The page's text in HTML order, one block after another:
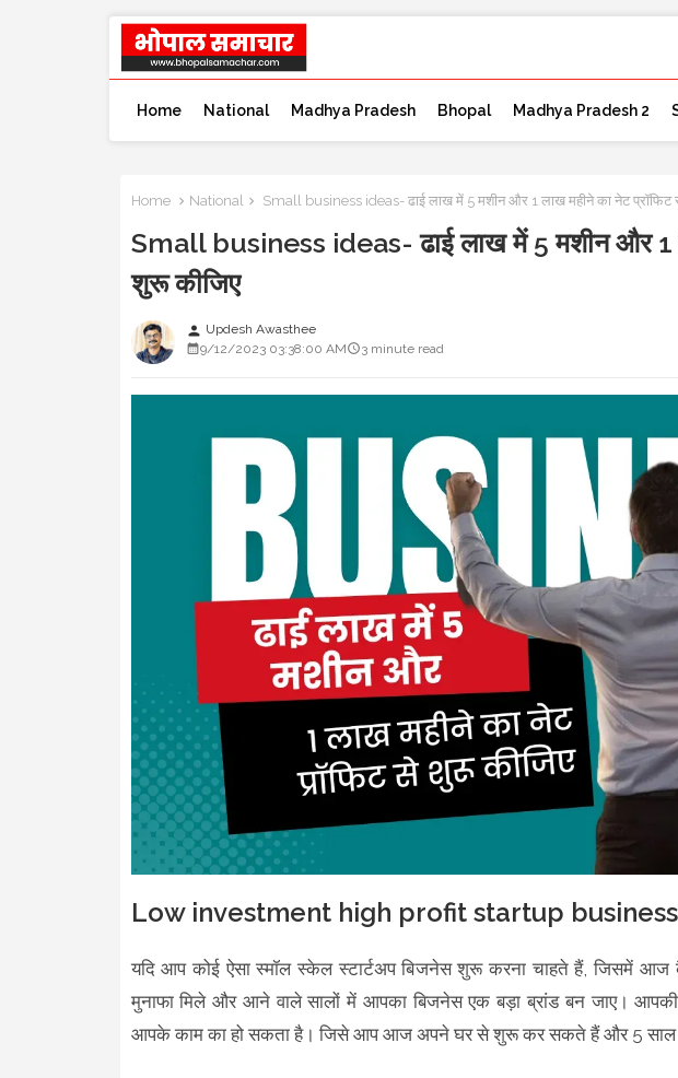
Home National Madhya Pradesh Bhopal Madhya Pradesh 2
Home National Small business ideas- ढाई लाख में 5 मशीन और 1 लाख महीने का नेट प्रॉफिट
Small business ideas- ढाई लाख में 5 मशीन और 1
शुरू कीजिए
person Updesh Awasthee
9/12/2023 03:38:00 AM
3 minute read
Low investment high profit startup
यदि आप कोई ऐसा स्मॉल स्केल स्टार्टअप बिजनेस शुरू करना चाहते हैं, जिसमें आज
मुनाफा मिले और आने वाले सालों में आपका बिजनेस एक बड़ा ब्रांड बन जाए।
आपके काम का हो सकता है। जिसे आप आज अपने घर से शुरू कर सकते हैं और 5 साल